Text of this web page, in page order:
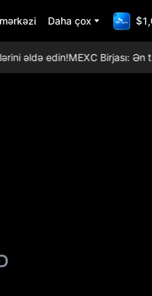
Daha çox
əldə edin!MEXC Birjası: Ən